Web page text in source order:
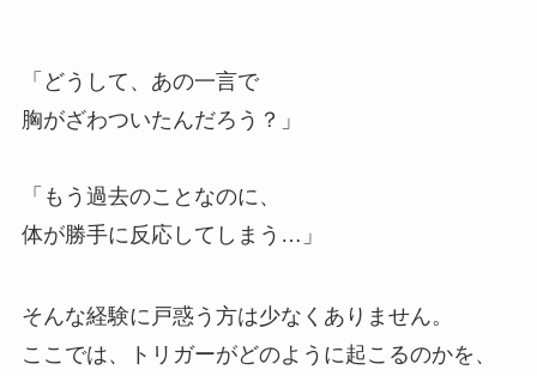
「どうして、あの一言で
胸がざわついたんだろう？」
「もう過去のことなのに、
体が勝手に反応してしまう…」
そんな経験に戸惑う方は少なくありません。
ここでは、トリガーがどのように起こるのかを、